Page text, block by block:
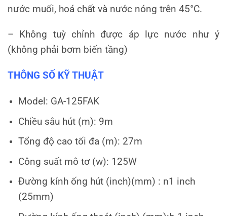
nước muối, hoá chất và nước nóng trên 45°C.
– Không tuỳ chỉnh được áp lực nước như ý
(không phải bơm biến tầng)
THÔNG SỐ KỸ THUẬT
Model: GA-125FAK
Chiều sâu hút (m): 9m
Tổng độ cao tối đa (m): 27m
Công suất mô tơ (w): 125W
Đường kính ống hút (inch)(mm) : n1 inch
(25mm)